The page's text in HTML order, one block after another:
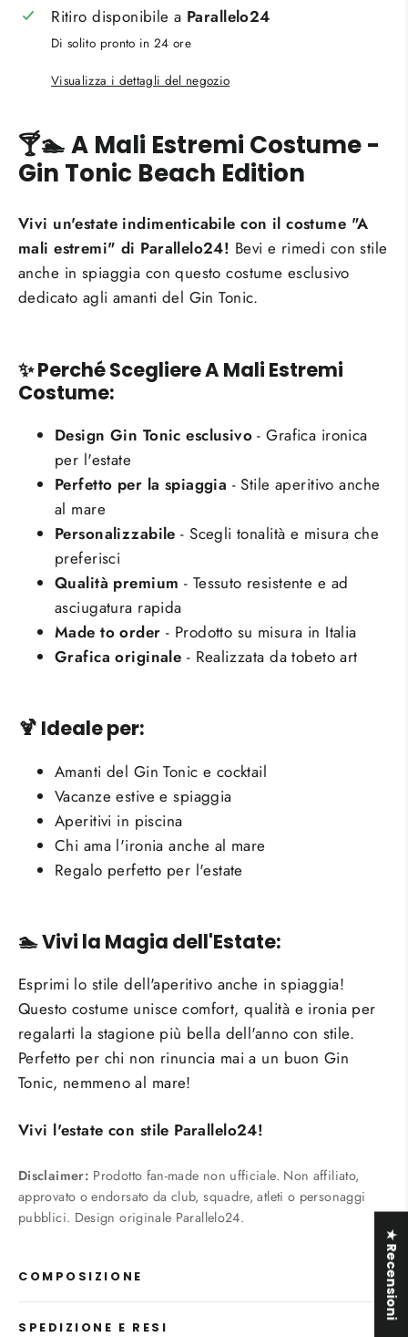
Ritiro disponibile a Parallelo24
Di solito pronto in 24 ore
Visualizza i dettagli del negozio
🍸🏊 A Mali Estremi Costume -
Gin Tonic Beach Edition
Vivi un'estate indimenticabile con il costume "A
mali estremi" di Parallelo24! Bevi e rimedi con stile
anche in spiaggia con questo costume esclusivo
dedicato agli amanti del Gin Tonic.
✨ Perché Scegliere A Mali Estremi
Costume:
Design Gin Tonic esclusivo - Grafica ironica
per l'estate
Perfetto per la spiaggia - Stile aperitivo anche
al mare
Personalizzabile - Scegli tonalità e misura che
preferisci
Qualità premium - Tessuto resistente e ad
asciugatura rapida
Made to order - Prodotto su misura in Italia
Grafica originale - Realizzata da tobeto art
🍹 Ideale per:
Amanti del Gin Tonic e cocktail
Vacanze estive e spiaggia
Aperitivi in piscina
Chi ama l'ironia anche al mare
Regalo perfetto per l'estate
🏊 Vivi la Magia dell'Estate:
Esprimi lo stile dell'aperitivo anche in spiaggia!
Questo costume unisce comfort, qualità e ironia per
regalarti la stagione più bella dell'anno con stile.
Perfetto per chi non rinuncia mai a un buon Gin
Tonic, nemmeno al mare!
Vivi l'estate con stile Parallelo24!
Disclaimer: Prodotto fan-made non ufficiale. Non affiliato,
approvato o endorsato da club, squadre, atleti o personaggi
pubblici. Design originale Parallelo24.
COMPOSIZIONE
SPEDIZIONE E RESI
★ Recensioni